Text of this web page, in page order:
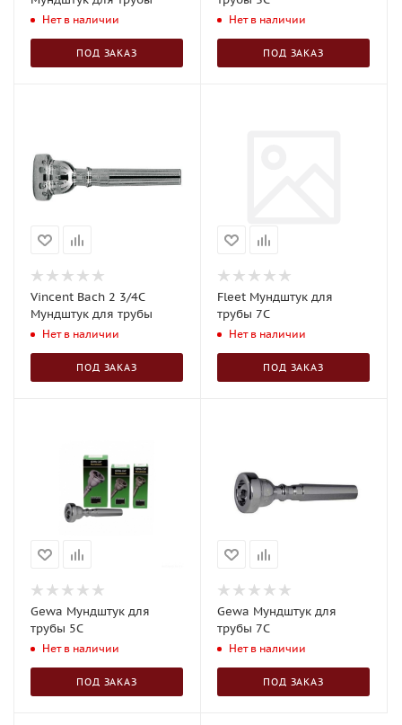
Нет в наличии
ПОД ЗАКАЗ
Нет в наличии
ПОД ЗАКАЗ
Vincent Bach 2 3/4C
Мундштук для трубы
Нет в наличии
ПОД ЗАКАЗ
Fleet Мундштук для
трубы 7C
Нет в наличии
ПОД ЗАКАЗ
Gewa Мундштук для
трубы 5C
Нет в наличии
ПОД ЗАКАЗ
Gewa Мундштук для
трубы 7C
Нет в наличии
ПОД ЗАКАЗ